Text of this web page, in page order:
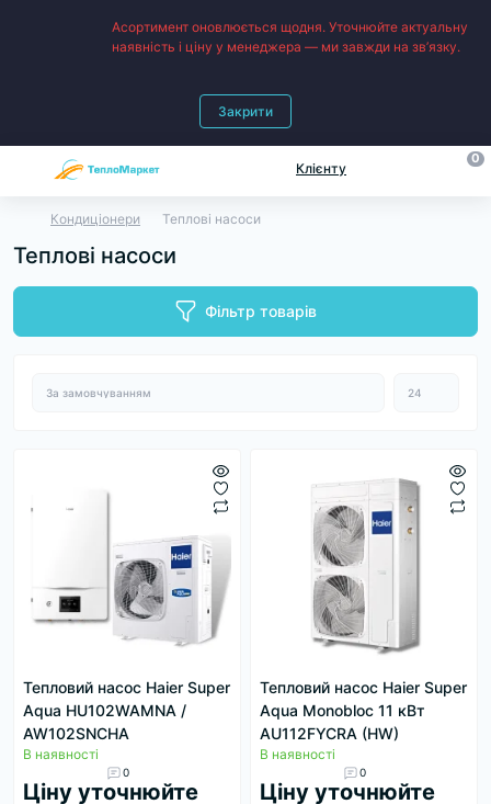
Асортимент оновлюється щодня. Уточнюйте актуальну
наявність і ціну у менеджера — ми завжди на зв’язку.
Закрити
Клієнту
0
Кондиціонери Теплові насоси
Теплові насоси
Фільтр товарів
Тепловий насос Haier Super
Aqua HU102WAMNA /
AW102SNCHA
В наявності
0
Ціну уточнюйте
Тепловий насос Haier Super
Aqua Monobloc 11 кВт
AU112FYCRA (HW)
В наявності
0
Ціну уточнюйте